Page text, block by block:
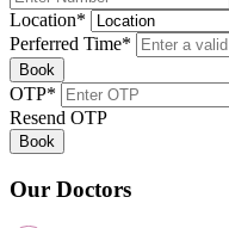
Location*
Perferred Time*
Book
OTP*
Resend OTP
Book
Our Doctors